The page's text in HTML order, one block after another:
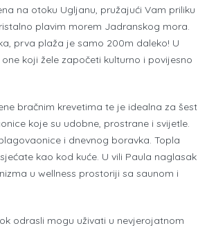
na otoku Ugljanu, pružajući Vam priliku
plavim morem Jadranskog mora.
prva plaža je samo 200m daleko! U
koji žele započeti kulturno i povijesno
bračnim krevetima te je idealna za šest
koje su udobne, prostrane i svijetle.
i dnevnog boravka. Topla
kao kod kuće. U vili Paula naglasak
u wellness prostoriji sa saunom i
odrasli mogu uživati ​​u nevjerojatnom